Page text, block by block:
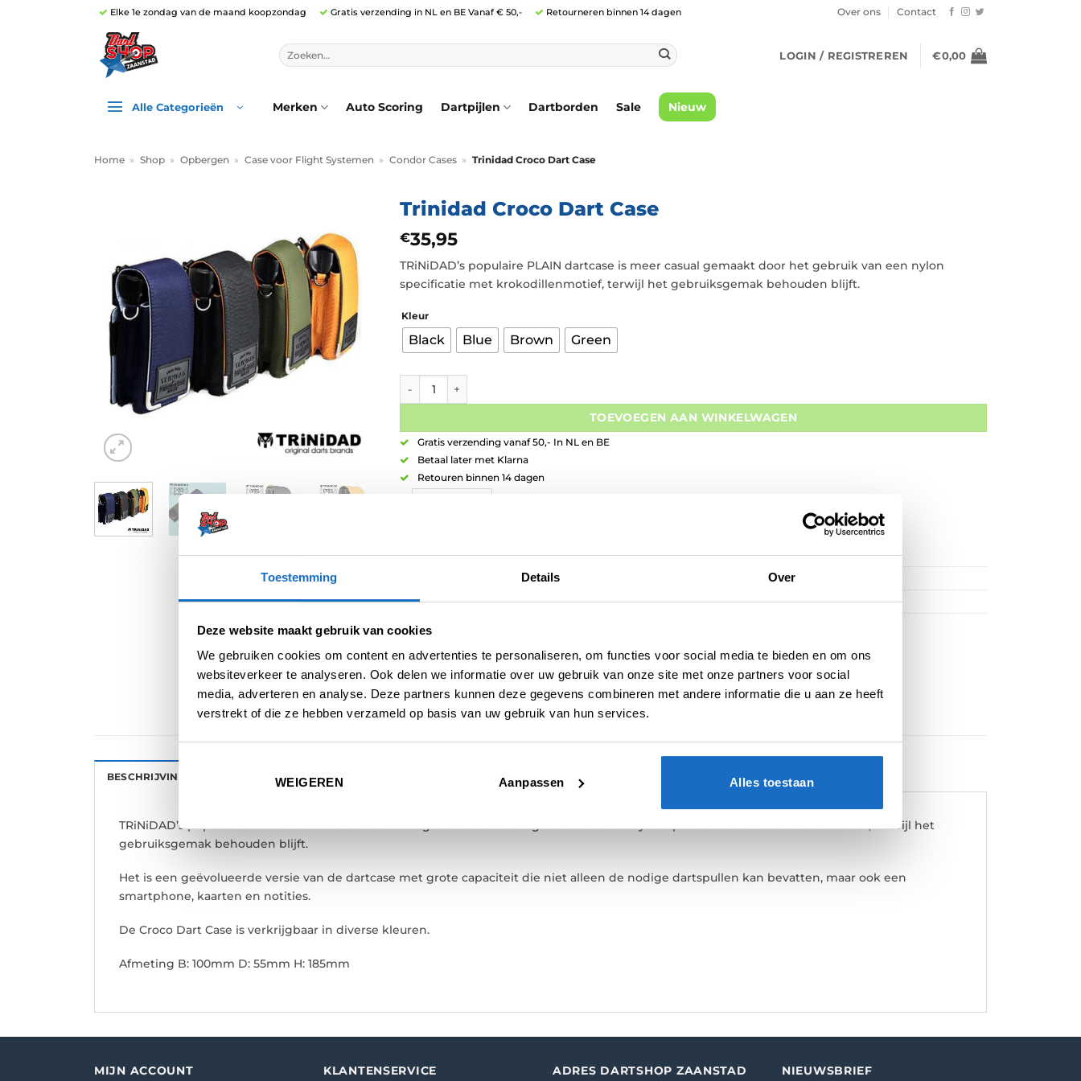
Toestemming Details Over
Deze website maakt gebruik van cookies
We gebruiken cookies om content en advertenties te personaliseren, om functies voor social media te bieden en om ons
websiteverkeer te analyseren. Ook delen we informatie over uw gebruik van onze site met onze partners voor social
media, adverteren en analyse. Deze partners kunnen deze gegevens combineren met andere informatie die u aan ze heeft
verstrekt of die ze hebben verzameld op basis van uw gebruik van hun services.
WEIGEREN Aanpassen Alles toestaan
Elke 1e zondag van de maand koopzondag Gratis verzending in NL en BE Vanaf € 50,- Retourneren binnen 14 dagen Over ons Contact
Zoeken
naar:
LOGIN / REGISTREREN €0,00
Alle Categorieën Merken Auto Scoring Dartpijlen Dartborden Sale Nieuw
Home » Shop » Opbergen » Case voor Flight Systemen » Condor Cases » Trinidad Croco Dart Case
Trinidad Croco Dart Case
€35,95
TRiNiDAD’s populaire PLAIN dartcase is meer casual gemaakt door het gebruik van een nylon
specificatie met krokodillenmotief, terwijl het gebruiksgemak behouden blijft.
Kleur
Black Blue Brown Green
Trinidad Croco Dart Case aantal
TOEVOEGEN AAN WINKELWAGEN
Gratis verzending vanaf 50,- In NL en BE
Betaal later met Klarna
Retouren binnen 14 dagen
variation-6526
Categorieën:Case voor 1 set darts,Case voor Flight Systemen,Condor Cases,Opbergen
Merk:
BESCHRIJVING AANVULLENDE INFORMATIE
TRiNiDAD’s populaire PLAIN dartcase is meer casual gemaakt door het gebruik van een nylon specificatie met krokodillenmotief, terwijl het
gebruiksgemak behouden blijft.
Het is een geëvolueerde versie van de dartcase met grote capaciteit die niet alleen de nodige dartspullen kan bevatten, maar ook een
smartphone, kaarten en notities.
De Croco Dart Case is verkrijgbaar in diverse kleuren.
Afmeting B: 100mm D: 55mm H: 185mm
MIJN ACCOUNT KLANTENSERVICE ADRES DARTSHOP ZAANSTAD NIEUWSBRIEF